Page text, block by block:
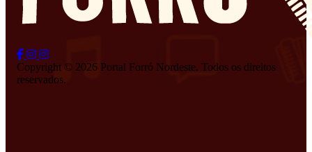
Copyright © 2026 Portal Forró Nordeste. Todos os direitos
reservados.